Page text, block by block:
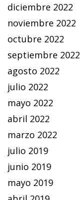
diciembre 2022
noviembre 2022
octubre 2022
septiembre 2022
agosto 2022
julio 2022
mayo 2022
abril 2022
marzo 2022
julio 2019
junio 2019
mayo 2019